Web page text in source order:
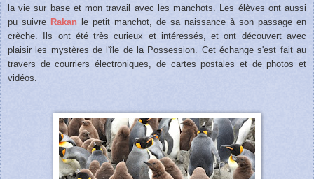
la vie sur base et mon travail avec les manchots. Les élèves ont aussi
pu suivre Rakan le petit manchot, de sa naissance à son passage en
crèche. Ils ont été très curieux et intéressés, et ont découvert avec
plaisir les mystères de l'île de la Possession. Cet échange s'est fait au
travers de courriers électroniques, de cartes postales et de photos et
vidéos.